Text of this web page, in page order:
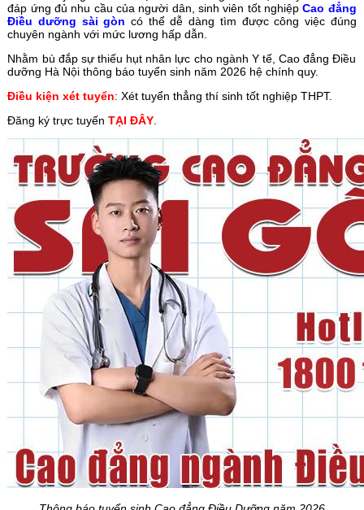
đáp ứng đủ nhu cầu của người dân, sinh viên tốt nghiệpCao đẳng
Điều dưỡng sài gòn có thể dễ dàng tìm được công việc đúng
chuyên ngành với mức lương hấp dẫn.
Nhằm bù đắp sự thiếu hụt nhân lực cho ngành Y tế, Cao đẳng Điều
dưỡng Hà Nội thông báo tuyển sinh năm 2026 hệ chính quy.
Điều kiện xét tuyển: Xét tuyển thẳng thí sinh tốt nghiệp THPT.
Đăng ký trực tuyếnTẠI ĐÂY